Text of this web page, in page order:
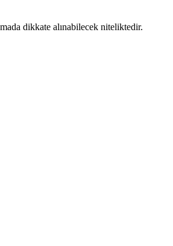
dikkate alınabilecek niteliktedir.